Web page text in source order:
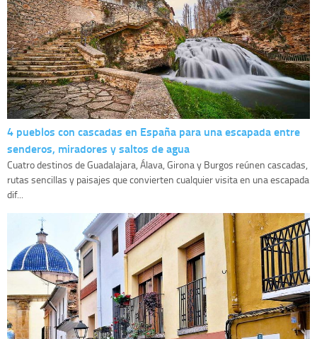
4 pueblos con cascadas en España para una escapada entre
senderos, miradores y saltos de agua
Cuatro destinos de Guadalajara, Álava, Girona y Burgos reúnen cascadas,
rutas sencillas y paisajes que convierten cualquier visita en una escapada
dif...